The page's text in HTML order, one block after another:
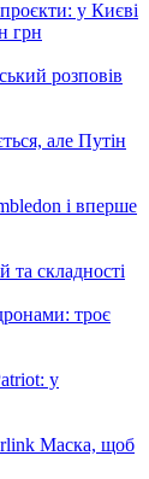
у Києві
грн
розповів
але Путін
і вперше
та складності
троє
у
Маска, щоб